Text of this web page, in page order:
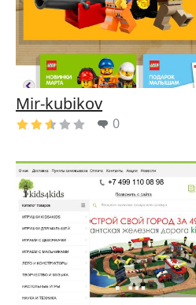
Mir-kubikov
0